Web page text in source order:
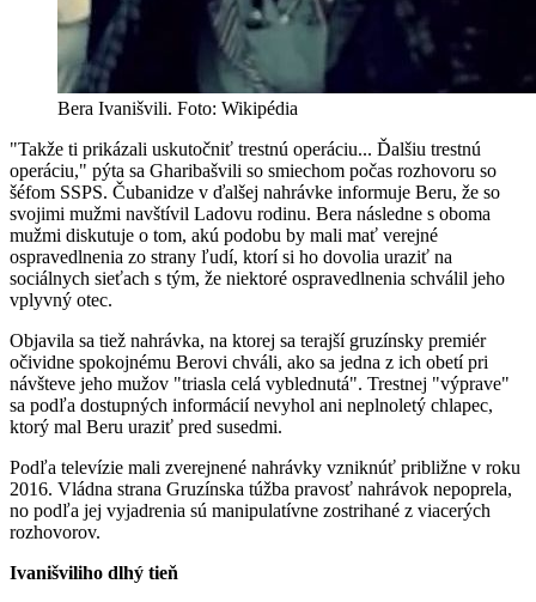
Bera Ivanišvili. Foto: Wikipédia
"Takže ti prikázali uskutočniť trestnú operáciu... Ďalšiu trestnú
operáciu," pýta sa Gharibašvili so smiechom počas rozhovoru so
šéfom SSPS. Čubanidze v ďalšej nahrávke informuje Beru, že so
svojimi mužmi navštívil Ladovu rodinu. Bera následne s oboma
mužmi diskutuje o tom, akú podobu by mali mať verejné
ospravedlnenia zo strany ľudí, ktorí si ho dovolia uraziť na
sociálnych sieťach s tým, že niektoré ospravedlnenia schválil jeho
vplyvný otec.
Objavila sa tiež nahrávka, na ktorej sa terajší gruzínsky premiér
očividne spokojnému Berovi chváli, ako sa jedna z ich obetí pri
návšteve jeho mužov "triasla celá vyblednutá". Trestnej "výprave"
sa podľa dostupných informácií nevyhol ani neplnoletý chlapec,
ktorý mal Beru uraziť pred susedmi.
Podľa televízie mali zverejnené nahrávky vzniknúť približne v roku
2016. Vládna strana Gruzínska túžba pravosť nahrávok nepoprela,
no podľa jej vyjadrenia sú manipulatívne zostrihané z viacerých
rozhovorov.
Ivanišviliho dlhý tieň